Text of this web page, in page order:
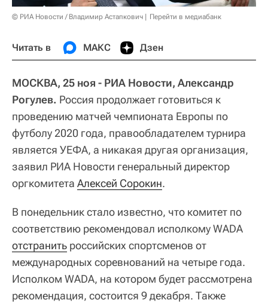
© РИА Новости / Владимир Астапкович Перейти в медиабанк
Читать в МАКС Дзен
МОСКВА, 25 ноя - РИА Новости, Александр
Рогулев. Россия продолжает готовиться к
проведению матчей чемпионата Европы по
футболу 2020 года, правообладателем турнира
является УЕФА, а никакая другая организация,
заявил РИА Новости генеральный директор
оргкомитета Алексей Сорокин.
В понедельник стало известно, что комитет по
соответствию рекомендовал исполкому WADA
отстранить российских спортсменов от
международных соревнований на четыре года.
Исполком WADA, на котором будет рассмотрена
рекомендация, состоится 9 декабря. Также